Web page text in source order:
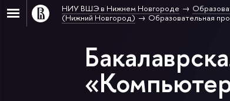
НИУ ВШЭ в Нижнем Новгороде
(Нижний Новгород)
Образовательная